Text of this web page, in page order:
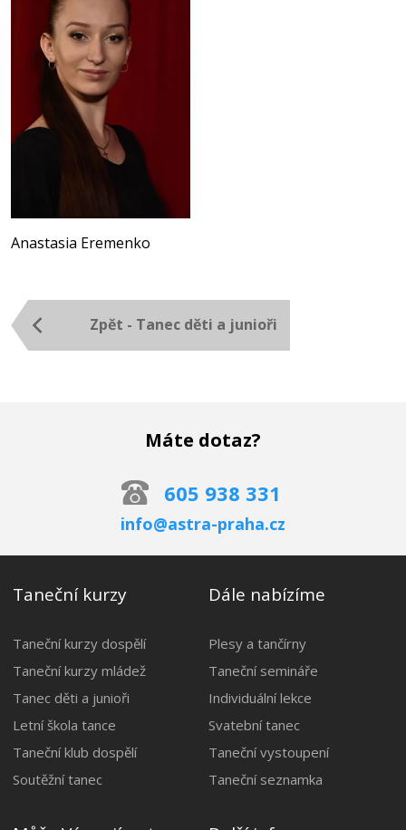
Anastasia Eremenko
Zpět - Tanec děti a junioři
Máte dotaz?
605 938 331
info@astra-praha.cz
Taneční kurzy
Taneční kurzy dospělí
Taneční kurzy mládež
Tanec děti a junioři
Letní škola tance
Taneční klub dospělí
Soutěžní tanec
Dále nabízíme
Plesy a tančírny
Taneční semináře
Individuální lekce
Svatební tanec
Taneční vystoupení
Taneční seznamka